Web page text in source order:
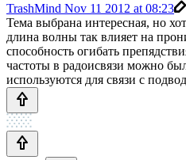
TrashMind Nov 11 2012 at 08:23
Тема выбрана интересная, но
длина волны так влияет на
способность огибать
частоты в радоисвязи можно
используются для связи с